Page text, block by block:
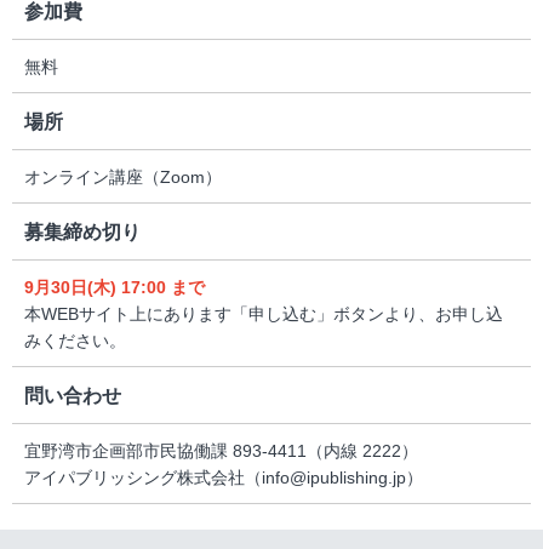
参加費
無料
場所
オンライン講座（Zoom）
募集締め切り
9月30日(木) 17:00 まで
本WEBサイト上にあります「申し込む」ボタンより、お申し込
みください。
問い合わせ
宜野湾市企画部市民協働課 893-4411（内線 2222）
アイパブリッシング株式会社（info@ipublishing.jp）